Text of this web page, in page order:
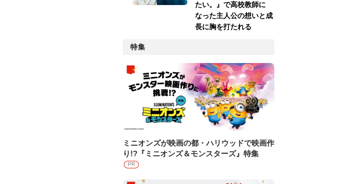
たい。』で高校教師に
なった主人公の想いと成
長に胸を打たれる
特集
ミニオンズが映画の都・ハリウッドで映画作
り!?『ミニオンズ＆モンスターズ』特集
PR